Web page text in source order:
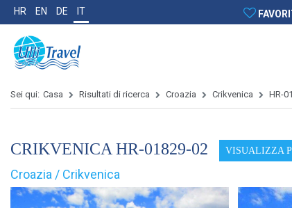
HR EN DE IT
Sei qui: Casa Risultati di ricerca Croazia Crikvenica HR-
CRIKVENICA HR-01829-02 VISUALIZZA
Croazia / Crikvenica